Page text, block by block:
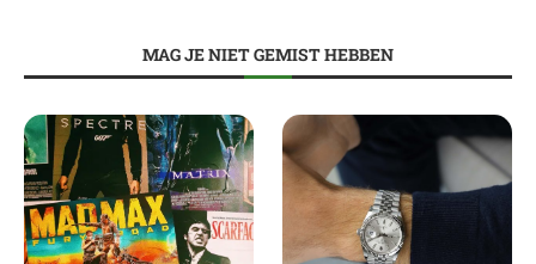
MAG JE NIET GEMIST HEBBEN